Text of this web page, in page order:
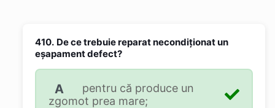
410. De ce trebuie reparat necondiţionat un
eşapament defect?
A
pentru că produce un
zgomot prea mare;